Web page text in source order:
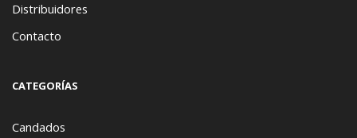
Distribuidores
Contacto
CATEGORÍAS
Candados